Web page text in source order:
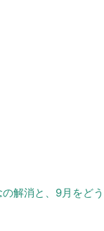
解消と、9月をどう